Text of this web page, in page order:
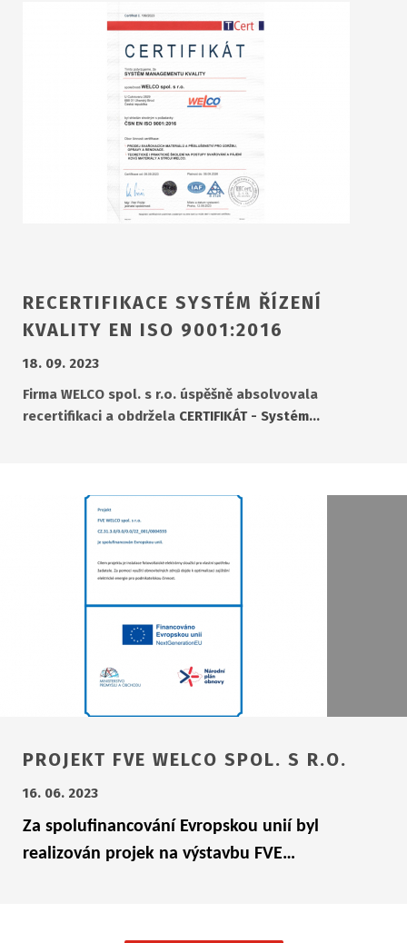
RECERTIFIKACE SYSTÉM ŘÍZENÍ
KVALITY EN ISO 9001:2016
18. 09. 2023
Firma WELCO spol. s r.o. úspěšně absolvovala
recertifikaci a obdržela CERTIFIKÁT - Systém…
PROJEKT FVE WELCO SPOL. S R.O.
16. 06. 2023
Za spolufinancování Evropskou unií byl
realizován projek na výstavbu FVE…